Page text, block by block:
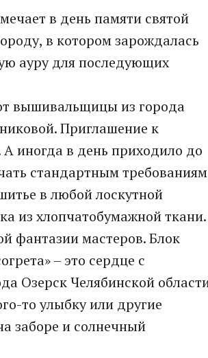
в день памяти святой
в котором зарождалась
ауру для последующих
вышивальщицы из города
Приглашение к
иногда в день приходило до
стандартным
в любой лоскутной
из хлопчатобумажной ткани.
фантазии мастеров. Блок
– это сердце с
Озерск Челябинской
то улыбку или другие
заборе и солнечный